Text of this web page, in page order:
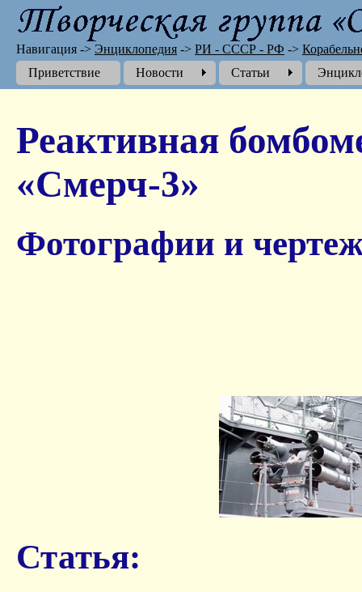
Реактивная
«Смерч-3»
Фотографии и
Статья:
Навигация -> Энциклопедия -> РИ - СССР - РФ ->
Приветствие
Новости Cтатьи